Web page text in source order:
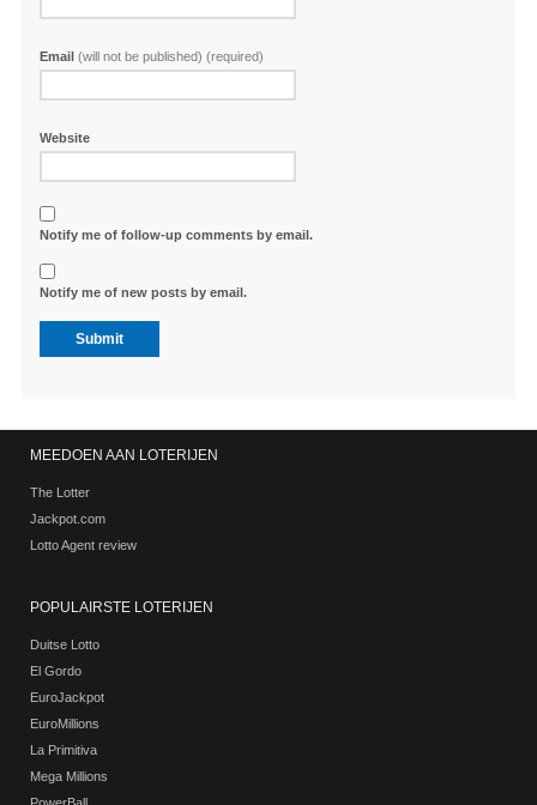
Email (will not be published) (required)
Website
Notify me of follow-up comments by email.
Notify me of new posts by email.
MEEDOEN AAN LOTERIJEN
The Lotter
Jackpot.com
Lotto Agent review
POPULAIRSTE LOTERIJEN
Duitse Lotto
El Gordo
EuroJackpot
EuroMillions
La Primitiva
Mega Millions